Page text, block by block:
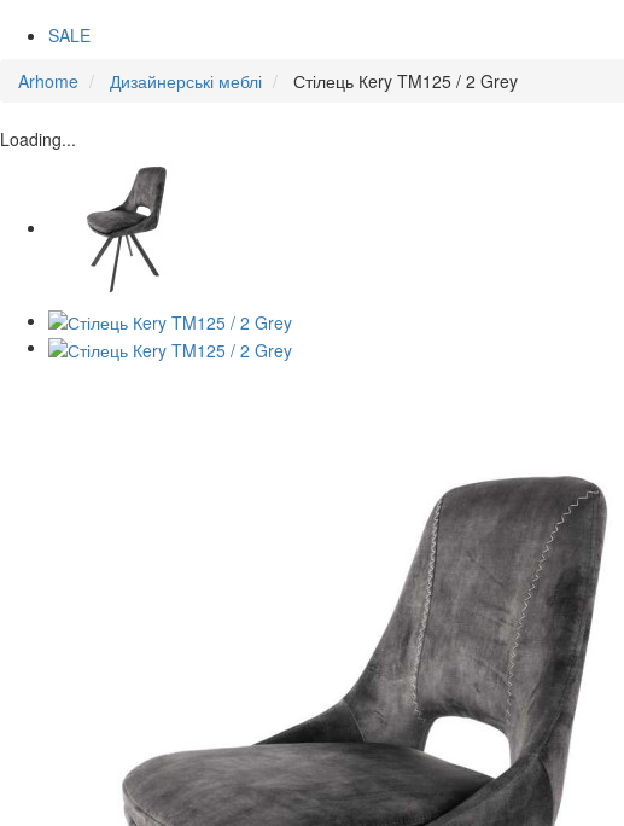
SALE
Arhome
Дизайнерські меблі Стілець Кery TM125 / 2 Grey
Loading...